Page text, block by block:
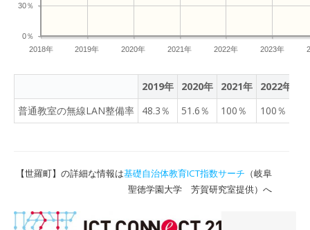
2018年 2019年 2020年 2021年 2022年 2023年
0％
30％
2019年 2020年 2021年 2022年
普通教室の無線LAN整備率
48.3％ 51.6％ 100％ 100％
【世羅町】の詳細な情報は基礎自治体教育ICT指数サーチ （岐阜
聖徳学園大学 芳賀研究室提供）へ